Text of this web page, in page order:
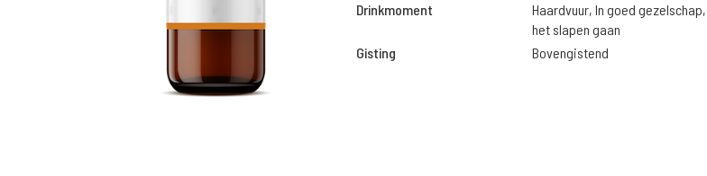
Drinkmoment
Haardvuur, In goed
het slapen gaan
Gisting
Bovengistend